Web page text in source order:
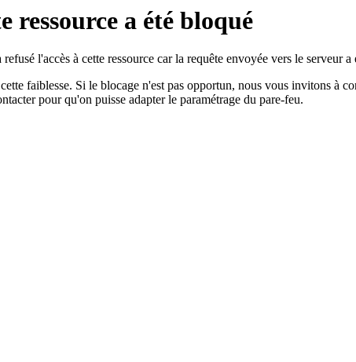
ressource a été bloqué
l'accès à cette ressource car la requête envoyée vers le serveur a
faiblesse. Si le blocage n'est pas opportun, nous vous invitons à
pour qu'on puisse adapter le paramétrage du pare-feu.